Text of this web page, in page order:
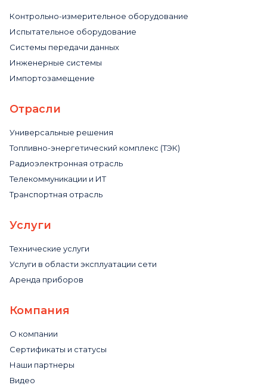
Контрольно-измерительное оборудование
Испытательное оборудование
Системы передачи данных
Инженерные системы
Импортозамещение
Отрасли
Универсальные решения
Топливно-энергетический комплекс (ТЭК)
Радиоэлектронная отрасль
Телекоммуникации и ИТ
Транспортная отрасль
Услуги
Технические услуги
Услуги в области эксплуатации сети
Аренда приборов
Компания
О компании
Сертификаты и статусы
Наши партнеры
Видео